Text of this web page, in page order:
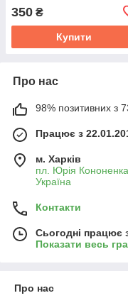
350 ₴
Купити
Про нас
98% позитивних з
Працює з
м. Харків
пл. Юрія
Україна
Контакти
Сьогодні працює
Показати весь
Про нас